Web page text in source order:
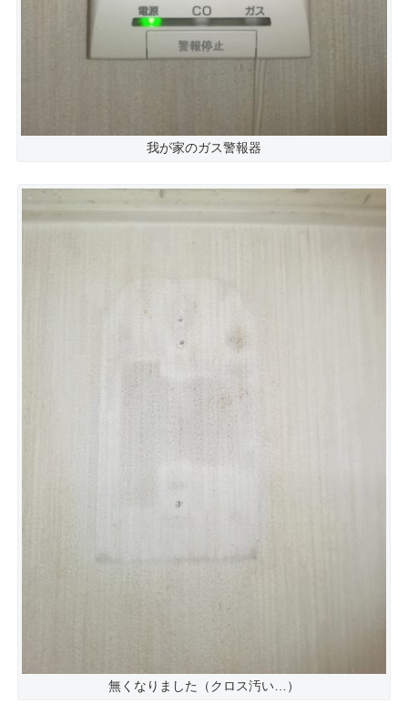
我が家のガス警報器
無くなりました（クロス汚い…）